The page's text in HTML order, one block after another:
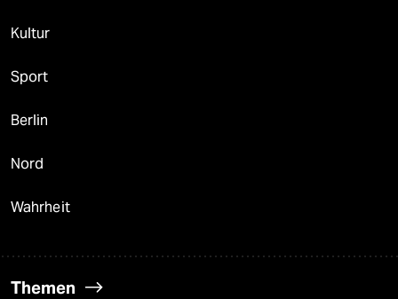
Kultur
Sport
Berlin
Nord
Wahrheit
Themen